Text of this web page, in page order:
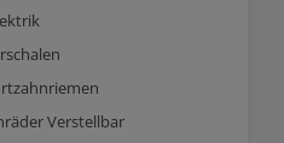
Verstellbar